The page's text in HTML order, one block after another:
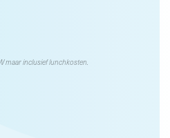
maar inclusief lunchkosten.